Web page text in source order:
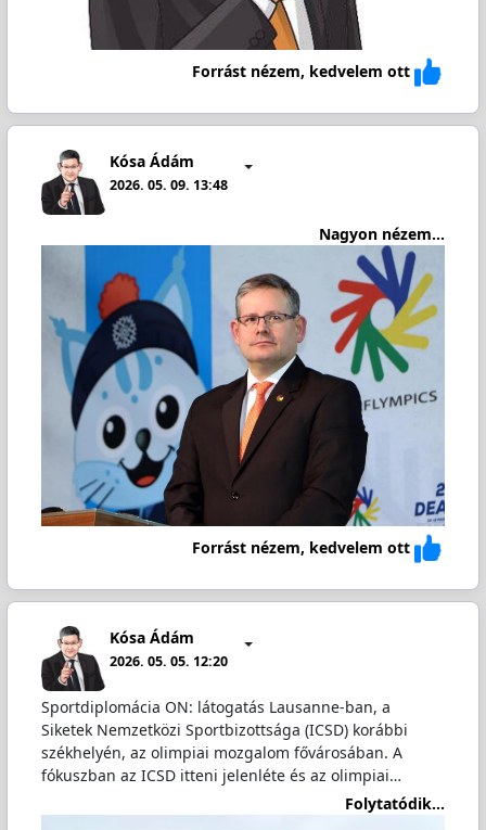
Forrást nézem, kedvelem ott
Kósa Ádám
2026. 05. 09. 13:48
Nagyon nézem...
Forrást nézem, kedvelem ott
Kósa Ádám
2026. 05. 05. 12:20
Sportdiplomácia ON: látogatás Lausanne-ban, a
Siketek Nemzetközi Sportbizottsága (ICSD) korábbi
székhelyén, az olimpiai mozgalom fővárosában. A
fókuszban az ICSD itteni jelenléte és az olimpiai…
Folytatódik...